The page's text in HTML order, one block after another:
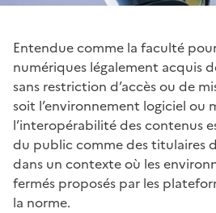
Entendue comme la faculté
numériques légalement acquis
sans restriction d’accès ou de
soit l’environnement logiciel ou
l’interopérabilité des contenus
du public comme des titulaires
dans un contexte où les
fermés proposés par les
la norme.